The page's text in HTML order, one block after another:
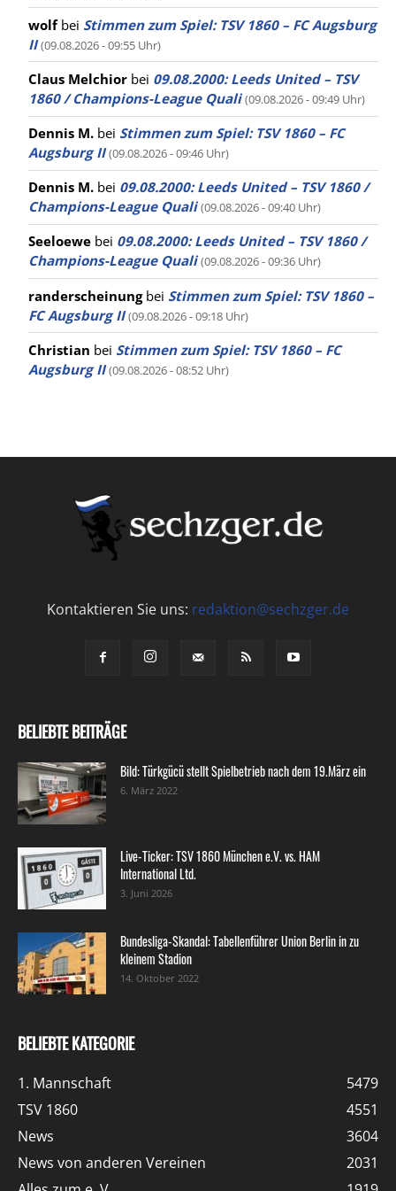
wolfbei Stimmen zum Spiel: TSV 1860 – FC Augsburg
II (09.08.2026 - 09:55 Uhr)
Claus Melchior bei 09.08.2000: Leeds United – TSV
1860 / Champions-League Quali (09.08.2026 - 09:49 Uhr)
Dennis M. bei Stimmen zum Spiel: TSV 1860 – FC
Augsburg II (09.08.2026 - 09:46 Uhr)
Dennis M. bei 09.08.2000: Leeds United – TSV 1860 /
Champions-League Quali (09.08.2026 - 09:40 Uhr)
Seeloewe bei 09.08.2000: Leeds United – TSV 1860 /
Champions-League Quali (09.08.2026 - 09:36 Uhr)
randerscheinungbei Stimmen zum Spiel: TSV 1860 –
FC Augsburg II (09.08.2026 - 09:18 Uhr)
Christian bei Stimmen zum Spiel: TSV 1860 – FC
Augsburg II (09.08.2026 - 08:52 Uhr)
Kontaktieren Sie uns: redaktion@sechzger.de
BELIEBTE BEITRÄGE
Bild: Türkgücü stellt Spielbetrieb nach dem 19.März ein
6. März 2022
Live-Ticker: TSV 1860 München e.V. vs. HAM
International Ltd.
3. Juni 2026
Bundesliga-Skandal: Tabellenführer Union Berlin in zu
kleinem Stadion
14. Oktober 2022
BELIEBTE KATEGORIE
1. Mannschaft
5479
TSV 1860
4551
News
3604
News von anderen Vereinen
2031